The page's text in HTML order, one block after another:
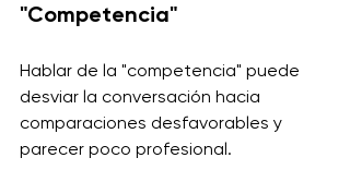
"Competencia"
Hablar de la "competencia" puede
desviar la conversación hacia
comparaciones desfavorables y
parecer poco profesional.